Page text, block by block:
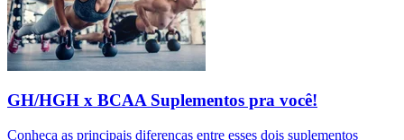
GH/HGH x BCAA Suplementos pra você!
Conheça as principais diferenças entre esses dois suplementos